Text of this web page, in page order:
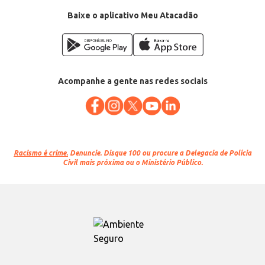
Baixe o aplicativo Meu Atacadão
Acompanhe a gente nas redes sociais
Racismo é crime. Denuncie. Disque 100 ou procure a Delegacia de Polícia
Civil mais próxima ou o Ministério Público.